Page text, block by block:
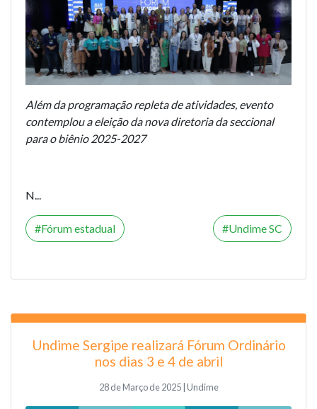
Além da programação repleta de atividades, evento
contemplou a eleição da nova diretoria da seccional
para o biênio 2025-2027
N...
Fórum estadual Undime SC
Undime Sergipe realizará Fórum Ordinário
nos dias 3 e 4 de abril
28 de Março de 2025 | Undime